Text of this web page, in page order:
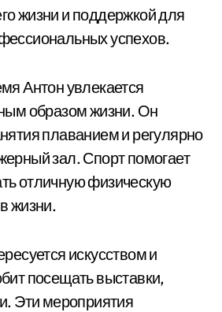
жизни и поддержкой для
успехов.
Антон увлекается
образом жизни. Он
плаванием и регулярно
зал. Спорт помогает
отличную физическую
жизни.
искусством и
посещать выставки,
Эти мероприятия